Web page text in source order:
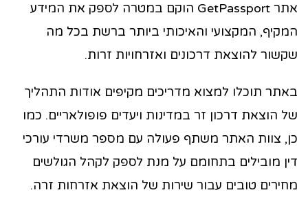
אתר GetPassport הוקם במטרה לספק את המידע
המקיף, המקצועי והאיכותי ביותר ברשת בכל מה
שקשור להוצאת דרכונים ואזרחויות זרות.
באתר תוכלו למצוא מדריכים מקיפים אודות התהליך
של הוצאת דרכון זר במדינות ויעדים פופולאריים. כמו
כן, צוות האתר משתף פעולה עם מספר משרדי עורכי
דין מובילים בתחומם על מנת לספק לקהל הגולשים
מחירים טובים עבור שירות של הוצאת אזרחות זרה.